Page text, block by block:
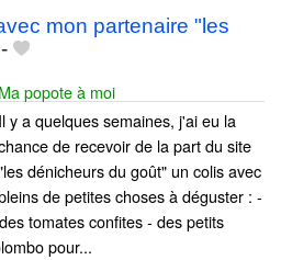
mon partenaire "les
-
Ma popote à moi
Il y a quelques semaines, j'ai eu la
de recevoir de la part du site
dénicheurs du goût" un colis avec
de petites choses à déguster : -
tomates confites - des petits
pour...